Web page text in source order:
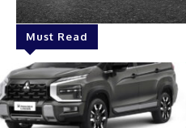
Must Read